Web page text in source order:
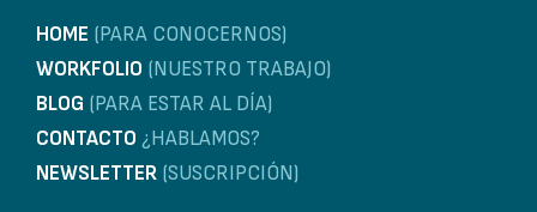
HOME (PARA CONOCERNOS)
WORKFOLIO (NUESTRO TRABAJO)
BLOG (PARA ESTAR AL DÍA)
CONTACTO ¿HABLAMOS?
NEWSLETTER (SUSCRIPCIÓN)